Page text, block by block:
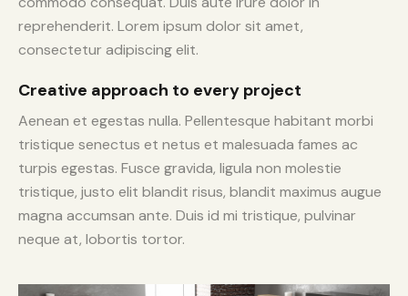
reprehenderit. Lorem ipsum dolor sit amet,
consectetur adipiscing elit.
Creative approach to every project
Aenean et egestas nulla. Pellentesque habitant morbi
tristique senectus et netus et malesuada fames ac
turpis egestas. Fusce gravida, ligula non molestie
tristique, justo elit blandit risus, blandit maximus augue
magna accumsan ante. Duis id mi tristique, pulvinar
neque at, lobortis tortor.